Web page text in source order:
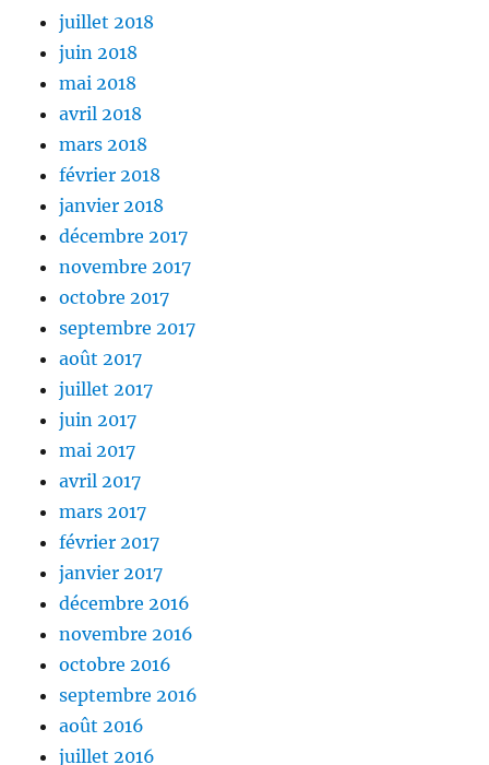
juillet 2018
juin 2018
mai 2018
avril 2018
mars 2018
février 2018
janvier 2018
décembre 2017
novembre 2017
octobre 2017
septembre 2017
août 2017
juillet 2017
juin 2017
mai 2017
avril 2017
mars 2017
février 2017
janvier 2017
décembre 2016
novembre 2016
octobre 2016
septembre 2016
août 2016
juillet 2016